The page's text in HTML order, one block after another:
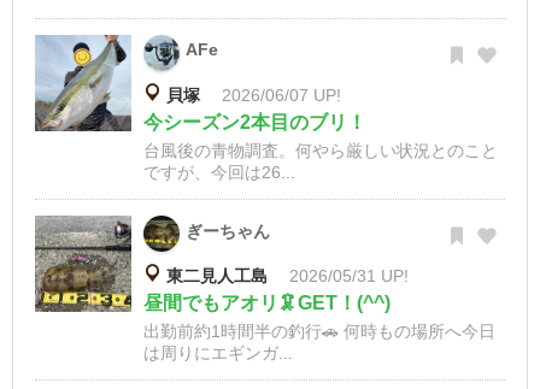
AFe
貝塚 2026/06/07 UP!
今シーズン2本目のブリ！
台風後の青物調査。何やら厳しい状況とのこと
ですが、今回は26...
ぎーちゃん
東二見人工島 2026/05/31 UP!
昼間でもアオリ🦑GET！(^^)
出勤前約1時間半の釣行🚗 何時もの場所へ今日
は周りにエギンガ...